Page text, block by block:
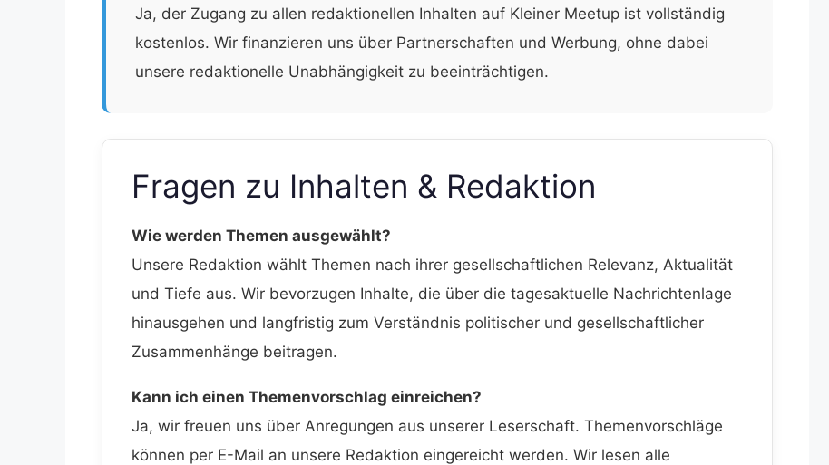
Ja, der Zugang zu allen redaktionellen Inhalten auf Kleiner Meetup ist vollständig
kostenlos. Wir finanzieren uns über Partnerschaften und Werbung, ohne dabei
unsere redaktionelle Unabhängigkeit zu beeinträchtigen.
Fragen zu Inhalten & Redaktion
Wie werden Themen ausgewählt?
Unsere Redaktion wählt Themen nach ihrer gesellschaftlichen Relevanz, Aktualität
und Tiefe aus. Wir bevorzugen Inhalte, die über die tagesaktuelle Nachrichtenlage
hinausgehen und langfristig zum Verständnis politischer und gesellschaftlicher
Zusammenhänge beitragen.
Kann ich einen Themenvorschlag einreichen?
Ja, wir freuen uns über Anregungen aus unserer Leserschaft. Themenvorschläge
können per E-Mail an unsere Redaktion eingereicht werden. Wir lesen alle